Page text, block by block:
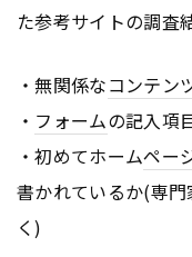
た参考サイトの調査
・無関係なコンテン
・ フォームの記入項
・初めてホームペー
書かれているか(専
く)